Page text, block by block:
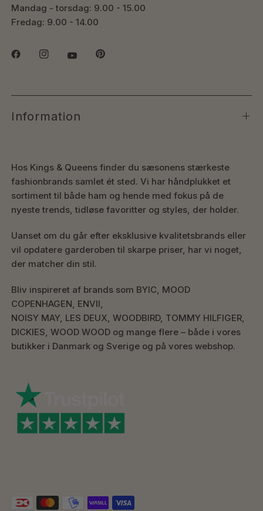
Mandag - torsdag: 9.00 - 15.00
Fredag: 9.00 - 14.00
Information
Hos Kings & Queens finder du sæsonens stærkeste
fashionbrands samlet ét sted. Vi har håndplukket et
sortiment til både ham og hende med fokus på de
nyeste trends, tidløse favoritter og styles, der holder.
Uanset om du går efter eksklusive kvalitetsbrands eller
vil opdatere garderoben til skarpe priser, har vi noget,
der matcher din stil.
Bliv inspireret af brands som BYIC, MOOD
COPENHAGEN, ENVII,
NOISY MAY, LES DEUX, WOODBIRD, TOMMY HILFIGER,
DICKIES, WOOD WOOD og mange flere – både i vores
butikker i Danmark og Sverige og på vores webshop.